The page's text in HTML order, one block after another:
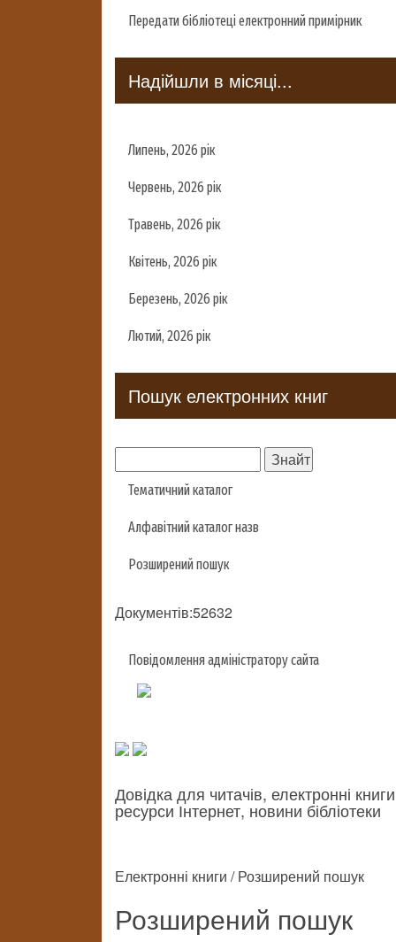
Передати бібліотеці електронний примірник
Надійшли в місяці...
Липень, 2026 рік
Червень, 2026 рік
Травень, 2026 рік
Квітень, 2026 рік
Березень, 2026 рік
Лютий, 2026 рік
Пошук електронних книг
Тематичний каталог
Алфавітний каталог назв
Розширений пошук
Документів:52632
Повідомлення адміністратору сайта
Довідка для читачів, електронні
ресурси Інтернет, новини бібліотеки
Електронні книги / Розширений пошук
Розширений пошук